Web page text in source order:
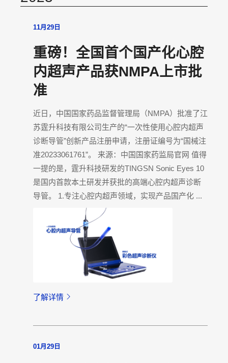
11月29日
重磅！全国首个国产化心腔
内超声产品获NMPA上市批
准
近日，中国国家药品监督管理局（NMPA）批准了江
苏霆升科技有限公司生产的“一次性使用心腔内超声
诊断导管”创新产品注册申请，注册证编号为“国械注
准20233061761”。 来源：中国国家药监局官网 值得
一提的是，霆升科技研发的TINGSN Sonic Eyes 10
是国内首款本土研发并获批的高端心腔内超声诊断
导管。 1.专注心腔内超声领域，实现产品国产化 ...
了解详情
01月29日